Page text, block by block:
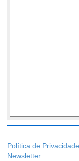
Política de
Newsletter